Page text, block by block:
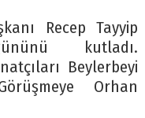
Recep Tayyip
kutladı.
Beylerbeyi
Orhan